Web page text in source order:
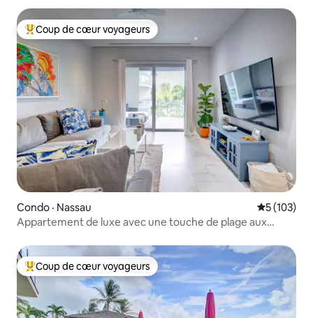
Coup de cœur voyageurs parmi les plus aimés
Coup de cœur voyageurs
Condo · Nassau Note
5 (103)
Appartement de luxe avec une touche de plage aux
Coup de cœur voyageurs parmi les plus aimés
Coup de cœur voyageurs